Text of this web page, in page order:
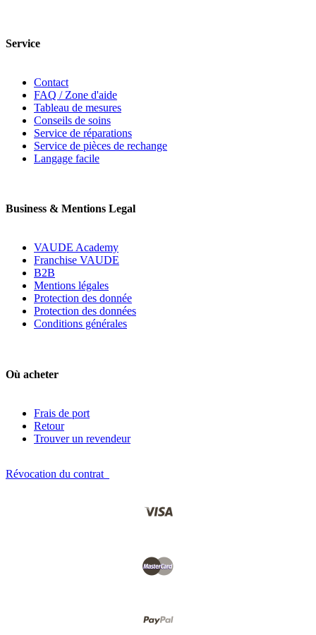
Service
Contact
FAQ / Zone d'aide
Tableau de mesures
Conseils de soins
Service de réparations
Service de pièces de rechange
Langage facile
Business & Mentions Legal
VAUDE Academy
Franchise VAUDE
B2B
Mentions légales
Protection des donnée
Protection des données
Conditions générales
Où acheter
Frais de port
Retour
Trouver un revendeur
Révocation du contrat